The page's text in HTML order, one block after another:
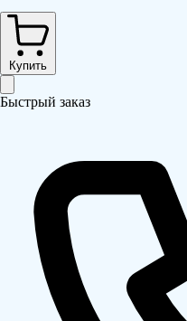
Купить
Быстрый заказ